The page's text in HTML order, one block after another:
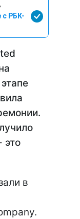
с РБК-
это
в